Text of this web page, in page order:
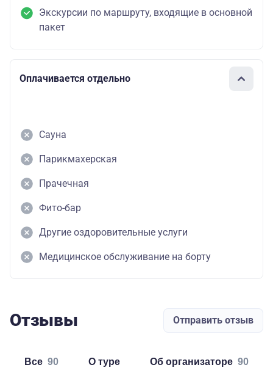
Экскурсии по маршруту, входящие в основной
пакет
Оплачивается отдельно
Сауна
Парикмахерская
Прачечная
Фито-бар
Другие оздоровительные услуги
Медицинское обслуживание на борту
Отзывы Отправить отзыв
Все 90 о туре об организаторе 90